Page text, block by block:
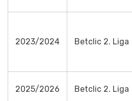
2023/2024 Betclic 2. Liga
2025/2026 Betclic 2. Liga